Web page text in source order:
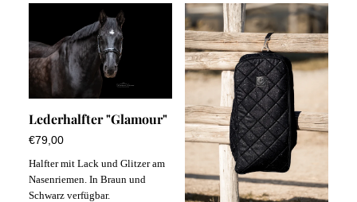
Lederhalfter "Glamour"
€79,00
Halfter mit Lack und Glitzer am
Nasenriemen. In Braun und
Schwarz verfügbar.